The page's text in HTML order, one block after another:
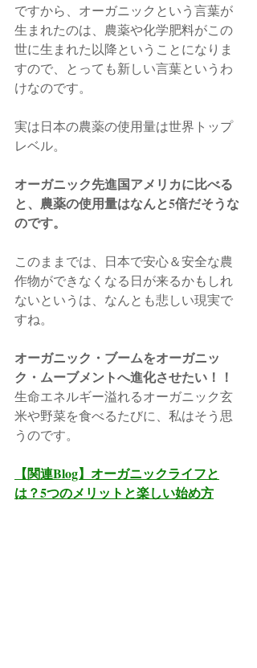
ですから、オーガニックという言葉が
生まれたのは、農薬や化学肥料がこの
世に生まれた以降ということになりま
すので、とっても新しい言葉というわ
けなのです。
実は日本の農薬の使用量は世界トップ
レベル。
オーガニック先進国アメリカに比べる
と、農薬の使用量はなんと5倍だそうな
のです。
このままでは、日本で安心＆安全な農
作物ができなくなる日が来るかもしれ
ないというは、なんとも悲しい現実で
すね。
オーガニック・ブームをオーガニッ
ク・ムーブメントへ進化させたい！！
生命エネルギー溢れるオーガニック玄
米や野菜を食べるたびに、私はそう思
うのです。
【関連Blog】オーガニックライフと
は？5つのメリットと楽しい始め方